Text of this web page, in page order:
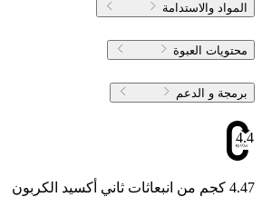
المواد والاستدامة
محتويات العبوة
برمجة و الدعم
4.47
4.47 كجم من انبعاثات ثاني أكسيد الكربون